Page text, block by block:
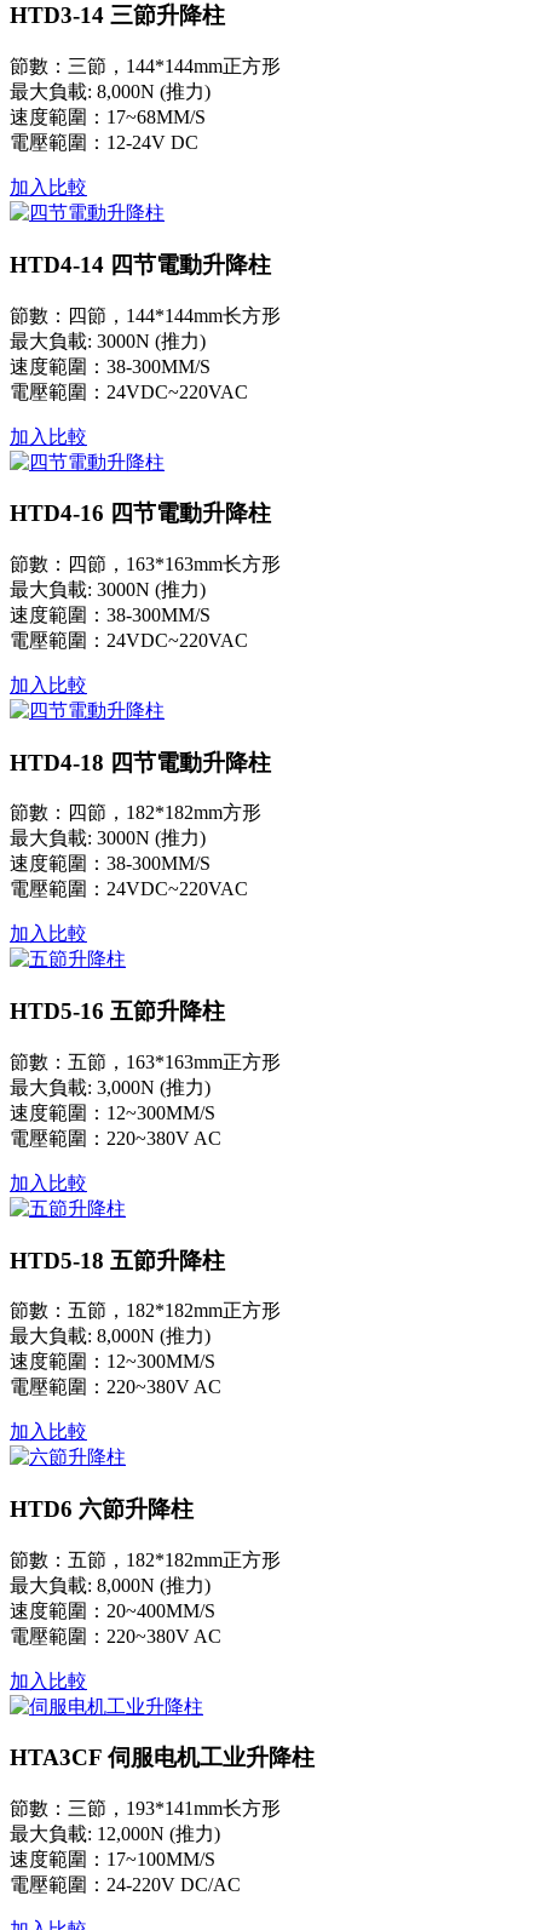
HTD3-14 三節升降柱
節數：三節，144*144mm正方形
最大負載: 8,000N (推力)
速度範圍：17~68MM/S
電壓範圍：12-24V DC
加入比較
HTD4-14 四节電動升降柱
節數：四節，144*144mm长方形
最大負載: 3000N (推力)
速度範圍：38-300MM/S
電壓範圍：24VDC~220VAC
加入比較
HTD4-16 四节電動升降柱
節數：四節，163*163mm长方形
最大負載: 3000N (推力)
速度範圍：38-300MM/S
電壓範圍：24VDC~220VAC
加入比較
HTD4-18 四节電動升降柱
節數：四節，182*182mm方形
最大負載: 3000N (推力)
速度範圍：38-300MM/S
電壓範圍：24VDC~220VAC
加入比較
HTD5-16 五節升降柱
節數：五節，163*163mm正方形
最大負載: 3,000N (推力)
速度範圍：12~300MM/S
電壓範圍：220~380V AC
加入比較
HTD5-18 五節升降柱
節數：五節，182*182mm正方形
最大負載: 8,000N (推力)
速度範圍：12~300MM/S
電壓範圍：220~380V AC
加入比較
HTD6 六節升降柱
節數：五節，182*182mm正方形
最大負載: 8,000N (推力)
速度範圍：20~400MM/S
電壓範圍：220~380V AC
加入比較
HTA3CF 伺服电机工业升降柱
節數：三節，193*141mm长方形
最大負載: 12,000N (推力)
速度範圍：17~100MM/S
電壓範圍：24-220V DC/AC